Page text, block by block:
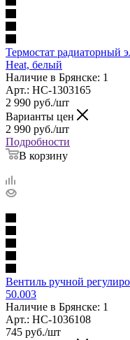
Термостат радиаторный
Heat, белый
Наличие в Брянске: 1
Арт.: НС-1303165
2 990 руб./шт
Варианты цен
2 990 руб./шт
Подробности
В корзину
Вентиль ручной
50.003
Наличие в Брянске: 1
Арт.: НС-1036108
745 руб./шт